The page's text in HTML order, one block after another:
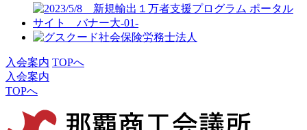
入会案内 TOPへ
入会案内
TOPへ